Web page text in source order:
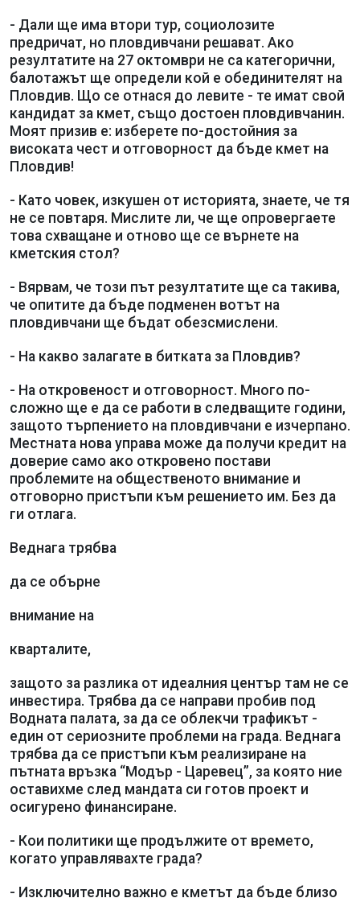
- Дали ще има втори тур, социолозите
предричат, но пловдивчани решават. Ако
резултатите на 27 октомври не са категорични,
балотажът ще определи кой е обединителят на
Пловдив. Що се отнася до левите - те имат свой
кандидат за кмет, също достоен пловдивчанин.
Моят призив е: изберете по-достойния за
високата чест и отговорност да бъде кмет на
Пловдив!
- Като човек, изкушен от историята, знаете, че тя
не се повтаря. Мислите ли, че ще опровергаете
това схващане и отново ще се върнете на
кметския стол?
- Вярвам, че този път резултатите ще са такива,
че опитите да бъде подменен вотът на
пловдивчани ще бъдат обезсмислени.
- На какво залагате в битката за Пловдив?
- На откровеност и отговорност. Много по-
сложно ще е да се работи в следващите години,
защото търпението на пловдивчани е изчерпано.
Местната нова управа може да получи кредит на
доверие само ако откровено постави
проблемите на общественото внимание и
отговорно пристъпи към решението им. Без да
ги отлага.
Веднага трябва
да се обърне
внимание на
кварталите,
защото за разлика от идеалния център там не се
инвестира. Трябва да се направи пробив под
Водната палата, за да се облекчи трафикът -
един от сериозните проблеми на града. Веднага
трябва да се пристъпи към реализиране на
пътната връзка “Модър - Царевец”, за която ние
оставихме след мандата си готов проект и
осигурено финансиране.
- Кои политики ще продължите от времето,
когато управлявахте града?
- Изключително важно е кметът да бъде близо